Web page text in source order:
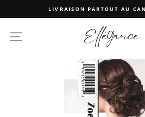
au
LIVRAISON PARTOUT AU